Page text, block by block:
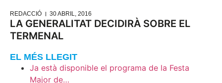
REDACCIÓ 30 ABRIL, 2016
LA GENERALITAT DECIDIRÀ SOBRE EL
TERMENAL
EL MÉS LLEGIT
Ja està disponible el programa de la Festa
Major de…